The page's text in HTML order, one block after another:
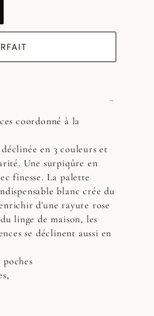
coordonné à la
en 3 couleurs et
Une surpiqûre en
finesse. La palette
blanc crée du
d'une rayure rose
linge de maison, les
se déclinent aussi en